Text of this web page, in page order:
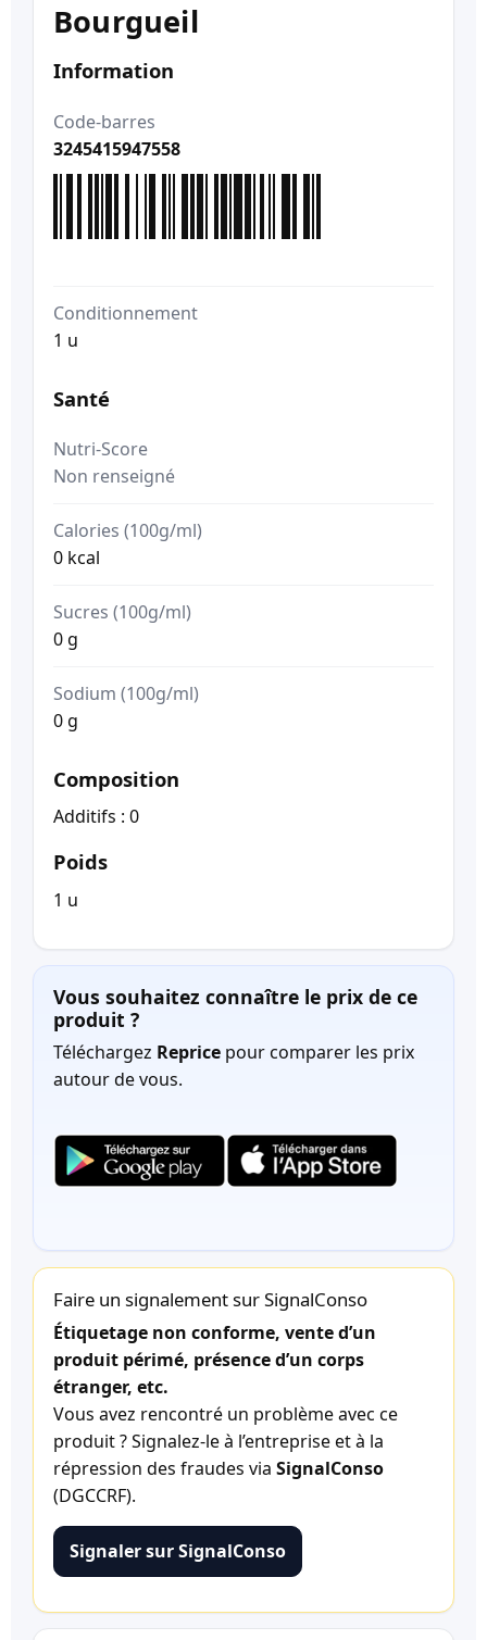
Bourgueil
Information
Code-barres
3245415947558
Conditionnement
1 u
Santé
Nutri-Score
Non renseigné
Calories (100g/ml)
0 kcal
Sucres (100g/ml)
0 g
Sodium (100g/ml)
0 g
Composition
Additifs : 0
Poids
1 u
Vous souhaitez connaître le prix de ce
produit ?
Téléchargez Reprice pour comparer les prix
autour de vous.
Faire un signalement sur SignalConso
Étiquetage non conforme, vente d’un
produit périmé, présence d’un corps
étranger, etc.
Vous avez rencontré un problème avec ce
produit ? Signalez-le à l’entreprise et à la
répression des fraudes via SignalConso
(DGCCRF).
Signaler sur SignalConso